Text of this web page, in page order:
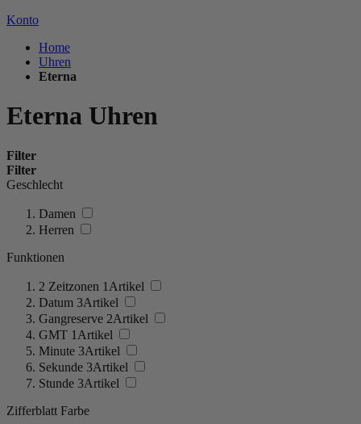
Konto
Home
Uhren
Eterna
Eterna Uhren
Filter
Filter
Geschlecht
Damen
Herren
Funktionen
2 Zeitzonen 1 Artikel
Datum 3Artikel
Gangreserve 2Artikel
GMT 1 Artikel
Minute 3Artikel
Sekunde 3Artikel
Stunde 3Artikel
Zifferblatt Farbe